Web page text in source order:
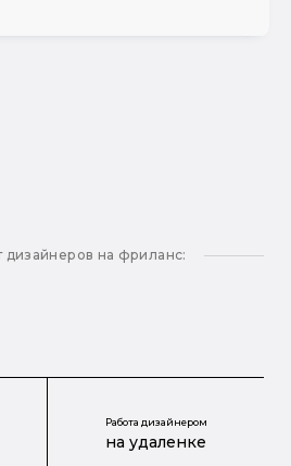
дизайнеров на фриланс:
Работа дизайнером
на удаленке